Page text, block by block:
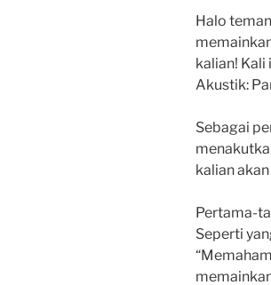
Halo
kalian!
Akustik:
Sebagai
kalian
Pertama-
Seperti